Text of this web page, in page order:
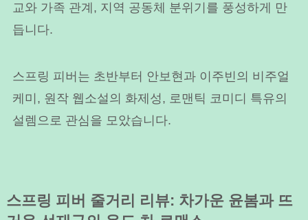
교와 가족 관계, 지역 공동체 분위기를 풍성하게 만
듭니다.
스프링 피버는 초반부터 안보현과 이주빈의 비주얼
케미, 원작 웹소설의 화제성, 로맨틱 코미디 특유의
설렘으로 관심을 모았습니다.
스프링 피버 줄거리 리뷰: 차가운 윤봄과 뜨